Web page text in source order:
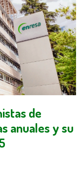
de
anuales y su